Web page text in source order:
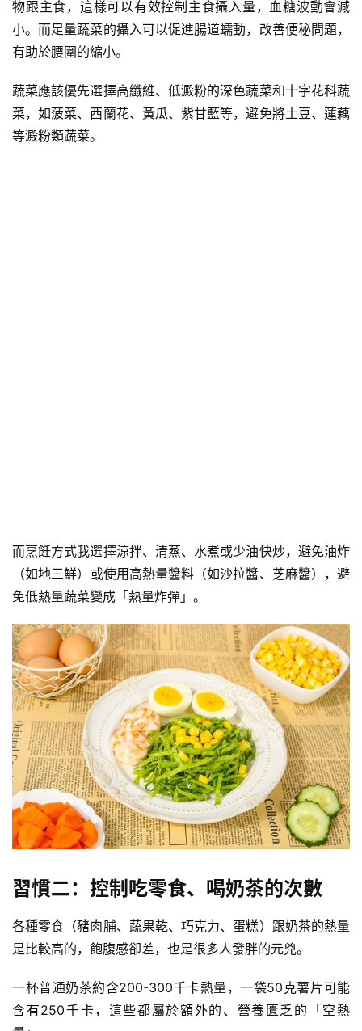
減
脂
計
物跟主食，這樣可以有效控制主食攝入量， 血糖波動會減
小。而足量蔬菜的攝入可以促進腸道蠕動，改善便秘問題，
有助於腰圍的縮小。
蔬菜應該優先選擇高纖維、低澱粉的深色蔬菜和十字花科蔬
菜，如菠菜、西蘭花、黃瓜、紫甘藍等，避免將土豆、 蓮藕
等澱粉類蔬菜。
而烹飪方式我選擇涼拌、清蒸、 水煮或少油快炒，避免油炸
（如地三鮮）或使用高熱量醬料（如沙拉醬、 芝麻醬），避
免低熱量蔬菜變成「熱量炸彈」。
習慣二：控制吃零食、喝奶茶的次數
各種零食（豬肉脯、蔬果乾、巧克力、蛋糕）跟奶茶的熱量
是比較高的，飽腹感卻差，也是很多人發胖的元兇。
一杯普通奶茶約含200-300千卡熱量，一袋50克薯片可能
含有250千卡，這些都屬於額外的、營養匱乏的「空熱